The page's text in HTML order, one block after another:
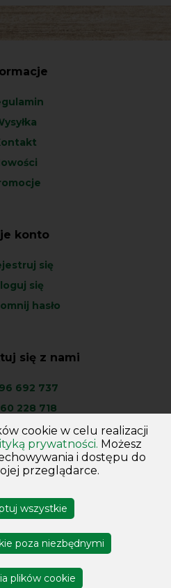
konto
się
się
hasło
się z nami
692 737
228 718
1A
Kotórz Mały
Opolskie)
- Majster. Wszelkie prawa
cookie w celu realizacji
prywatności. Możesz
i dostępu do
przeglądarce.
wszystkie
poza niezbędnymi
plików cookie